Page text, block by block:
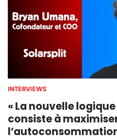
INTERVIEWS
« La nouvelle
consiste à